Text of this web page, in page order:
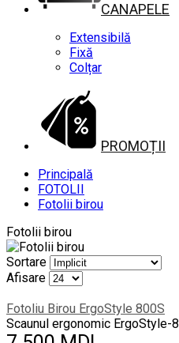
CANAPELE
Extensibilă
Fixă
Colțar
PROMOȚII
Principală
FOTOLII
Fotolii birou
Fotolii birou
Sortare
Afisare
Fotoliu Birou ErgoStyle 800S
Scaunul ergonomic